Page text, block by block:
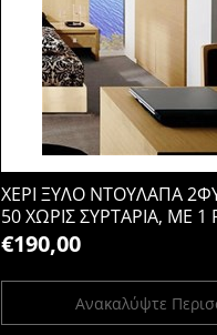
ΧΕΡΙ ΞΥΛΟ ΝΤΟΥΛΑΠΑ
50 ΧΩΡΙΣ ΣΥΡΤΑΡΙΑ, ΜΕ 1
21
€190,00
Ανακαλύψτε